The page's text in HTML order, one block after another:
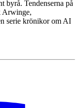
byrå. Tendenserna på
Arwinge,
serie krönikor om AI